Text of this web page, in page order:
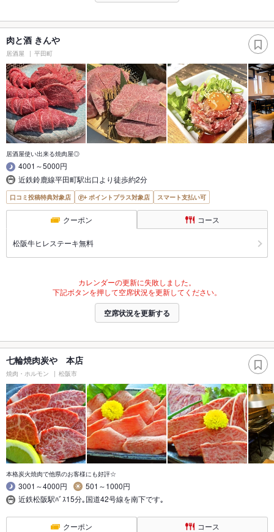
肉と酒 きんや
居酒屋 平田町
居酒屋使い出来る焼肉屋◎
4001～5000円
近鉄鈴鹿線平田町駅出口より徒歩約2分
口コミ投稿特典対象店 ポイントプラス対象店 スマート支払い可
クーポン コース
松阪牛ヒレステーキ無料
カレンダーの更新に失敗しました。
下記ボタンを押して空席状況を更新してください。
空席状況を更新する
七輪焼肉炭や 本店
焼肉・ホルモン 松阪市
本格炭火焼肉で他県のお客様にも好評☆
3001～4000円
501～1000円
近鉄松阪駅ﾊﾞｽ15分｡国道42号線を南下です｡
クーポン コース